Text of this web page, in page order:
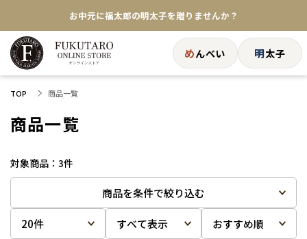
お中元に福太郎の明太子を贈りませんか？
★めんべい25周年記念商品が登場★
【色々な味を試したい方へ】ポストイン！めんべい
めんべい 明太子
TOP 商品一覧
商品一覧
商品を条件で絞り込む
3件